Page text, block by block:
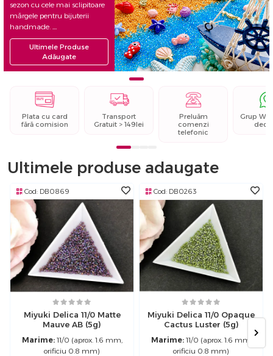
sezon cu cele mai sclipitoare
mărgele pentru bijuterii
handmade.
Transport Gratuit la comenzi
peste 149lei.
Ultimele Produse
Adăugate
Plata cu card
fără comision
Transport
Gratuit > 149lei
Preluăm
comenzi
telefonic
Grup
Ultimele produse adaugate
Cod: DB0869
Miyuki Delica 11/0 Matte
Mauve AB (5g)
Marime:11/0 (aprox. 1.6 mm,
orificiu 0.8 mm)
Cod: DB0263
Miyuki Delica 11/0 Opaque
Cactus Luster (5g)
Marime:11/0 (aprox. 1.6 mm,
orificiu 0.8 mm)